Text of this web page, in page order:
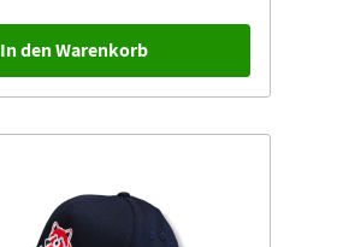
In den Warenkorb